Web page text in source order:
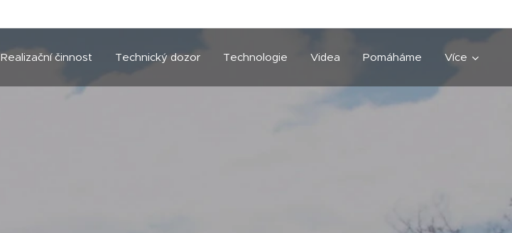
Realizační činnost Technický dozor Technologie Videa Pomáháme Více